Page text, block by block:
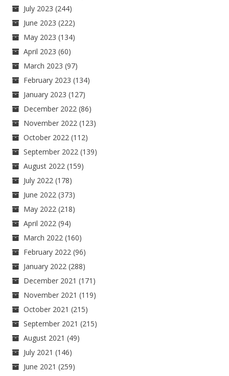
July 2023 (244)
June 2023 (222)
May 2023 (134)
April 2023 (60)
March 2023 (97)
February 2023 (134)
January 2023 (127)
December 2022 (86)
November 2022 (123)
October 2022 (112)
September 2022 (139)
August 2022 (159)
July 2022 (178)
June 2022 (373)
May 2022 (218)
April 2022 (94)
March 2022 (160)
February 2022 (96)
January 2022 (288)
December 2021 (171)
November 2021 (119)
October 2021 (215)
September 2021 (215)
August 2021 (49)
July 2021 (146)
June 2021 (259)